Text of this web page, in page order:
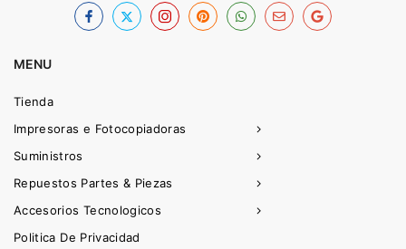
MENU
Tienda
Impresoras e Fotocopiadoras
Suministros
Repuestos Partes & Piezas
Accesorios Tecnologicos
Politica De Privacidad